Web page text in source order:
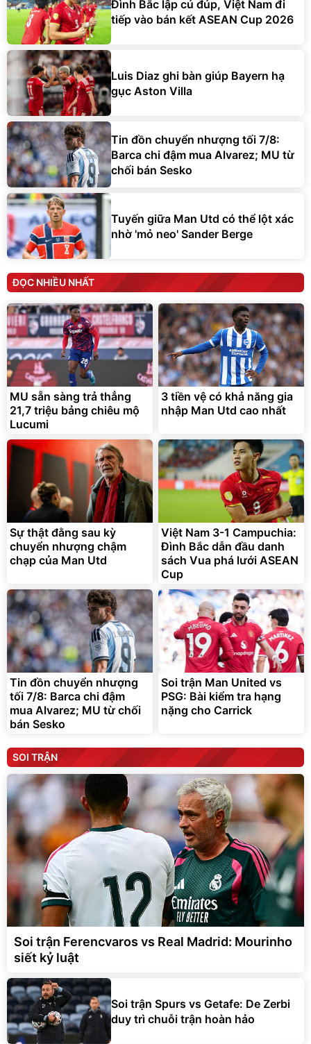
Đình Bắc lập cú đúp, Việt Nam đi
tiếp vào bán kết ASEAN Cup 2026
Luis Diaz ghi bàn giúp Bayern hạ
gục Aston Villa
Tin đồn chuyển nhượng tối 7/8:
Barca chi đậm mua Alvarez; MU từ
chối bán Sesko
Tuyến giữa Man Utd có thể lột xác
nhờ 'mỏ neo' Sander Berge
ĐỌC NHIỀU NHẤT
MU sẵn sàng trả thẳng
21,7 triệu bảng chiêu mộ
Lucumi
3 tiền vệ có khả năng gia
nhập Man Utd cao nhất
Sự thật đằng sau kỳ
chuyển nhượng chậm
chạp của Man Utd
Việt Nam 3-1 Campuchia:
Đình Bắc dẫn đầu danh
sách Vua phá lưới ASEAN
Cup
Tin đồn chuyển nhượng
tối 7/8: Barca chi đậm
mua Alvarez; MU từ chối
bán Sesko
Soi trận Man United vs
PSG: Bài kiểm tra hạng
nặng cho Carrick
SOI TRẬN
Soi trận Ferencvaros vs Real Madrid: Mourinho
siết kỷ luật
Soi trận Spurs vs Getafe: De Zerbi
duy trì chuỗi trận hoàn hảo